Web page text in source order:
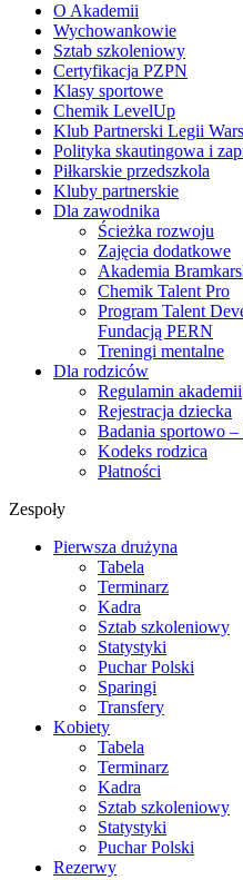
O Akademii
Wychowankowie
Sztab szkoleniowy
Certyfikacja PZPN
Klasy sportowe
Chemik LevelUp
Klub Partnerski Legii
Polityka skautingowa i
Piłkarskie przedszkola
Kluby partnerskie
Dla zawodnika
Ścieżka rozwoju
Zajęcia dodatkowe
Akademia
Chemik Talent Pro
Program Talent
Fundacją PERN
Treningi mentalne
Dla rodziców
Regulamin akademii
Rejestracja dziecka
Badania sportowo –
Kodeks rodzica
Płatności
Zespoły
Pierwsza drużyna
Tabela
Terminarz
Kadra
Sztab szkoleniowy
Statystyki
Puchar Polski
Sparingi
Transfery
Kobiety
Tabela
Terminarz
Kadra
Sztab szkoleniowy
Statystyki
Puchar Polski
Rezerwy